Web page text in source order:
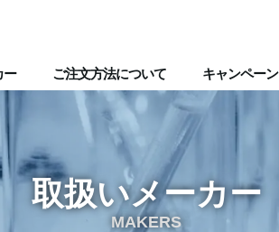
ー ご注文方法について キャンペーン
取扱いメーカー
MAKERS